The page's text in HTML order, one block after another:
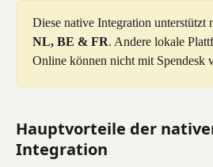
Diese native Integration unterstützt
NL, BE & FR. Andere lokale
Online können nicht mit Spendesk
Hauptvorteile der
Integration